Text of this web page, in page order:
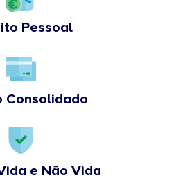
Pessoal
Consolidado
e Não Vida